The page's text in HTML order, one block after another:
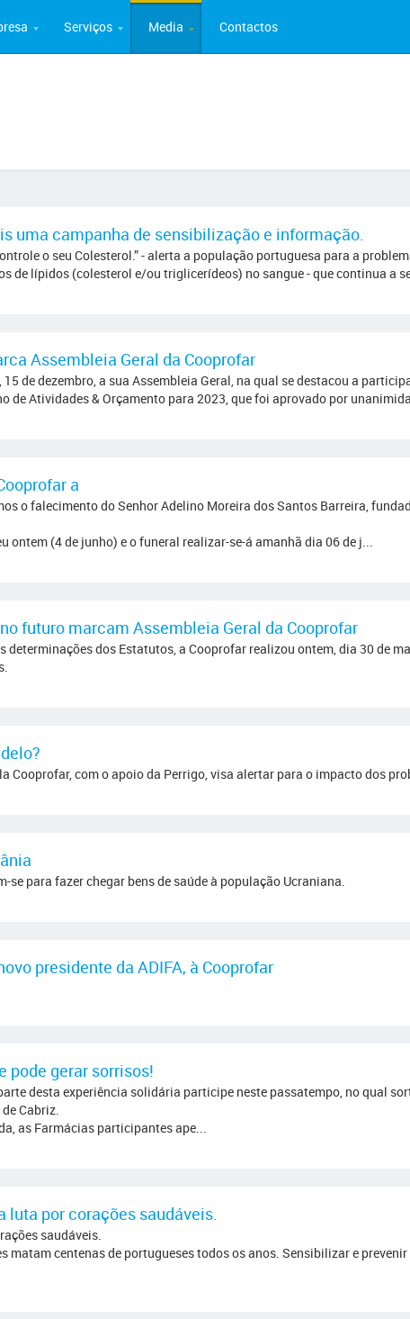
Serviços Media Contactos
uma campanha de sensibilização e informação.
o seu Colesterol.” - alerta a população portuguesa para a
de lípidos (colesterol e/ou triglicerídeos) no sangue - que continua a
Assembleia Geral da Cooprofar
de dezembro, a sua Assembleia Geral, na qual se destacou a
de Atividades & Orçamento para 2023, que foi aprovado por
a
o falecimento do Senhor Adelino Moreira dos Santos Barreira,
ontem (4 de junho) e o funeral realizar-se-á amanhã dia 06 de j...
futuro marcam Assembleia Geral da Cooprofar
determinações dos Estatutos, a Cooprofar realizou ontem, dia 30 de
Cooprofar, com o apoio da Perrigo, visa alertar para o impacto dos
se para fazer chegar bens de saúde à população Ucraniana.
presidente da ADIFA, à Cooprofar
pode gerar sorrisos!
desta experiência solidária participe neste passatempo, no qual
Cabriz.
as Farmácias participantes ape...
luta por corações saudáveis.
saudáveis.
matam centenas de portugueses todos os anos. Sensibilizar e